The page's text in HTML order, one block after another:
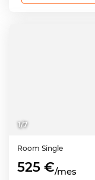
1/7
Room Single
525 €/mes